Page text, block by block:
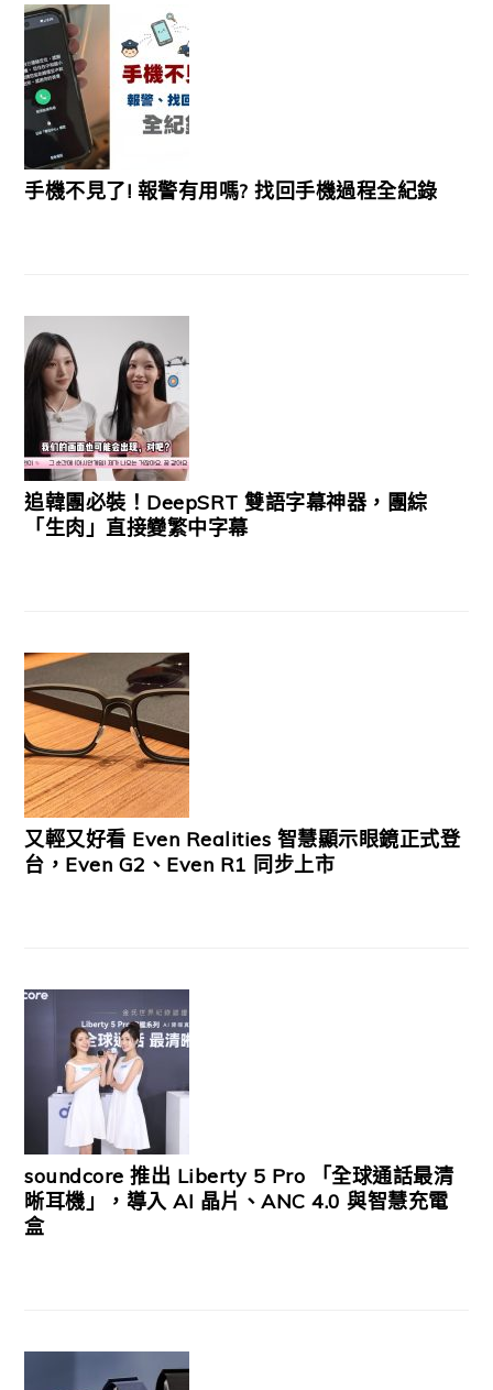
手機不見了! 報警有用嗎? 找回手機過程全紀錄
追韓團必裝！DeepSRT 雙語字幕神器，團綜
「生肉」直接變繁中字幕
又輕又好看 Even Realities 智慧顯示眼鏡正式登
台，Even G2、Even R1 同步上市
soundcore 推出 Liberty 5 Pro 「全球通話最清
晰耳機」，導入 AI 晶片、ANC 4.0 與智慧充電
盒